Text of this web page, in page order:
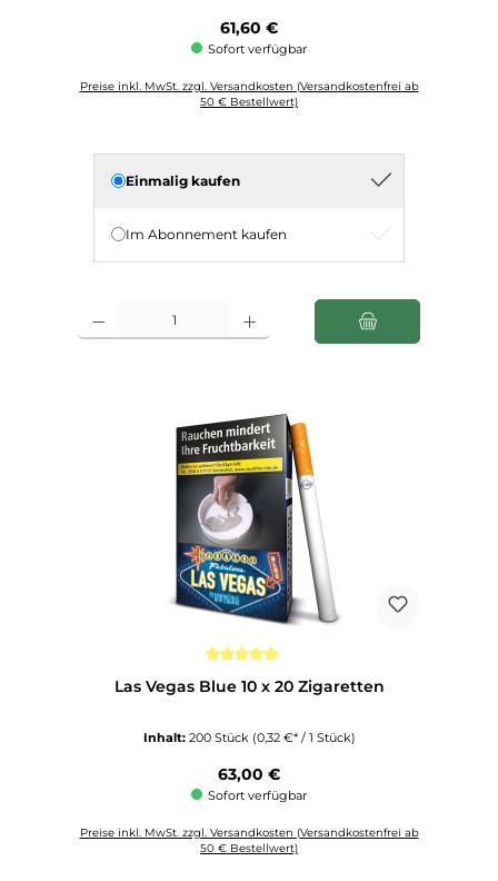
Regulärer Preis:
61,60 €
Sofort verfügbar
Preise inkl. MwSt. zzgl. Versandkosten (Versandkostenfrei ab
50 € Bestellwert)
Einmalig kaufen
Im Abonnement kaufen
Las Vegas Blue 10 x 20 Zigaretten
Inhalt: 200 Stück (0,32 €* / 1 Stück)
Regulärer Preis:
63,00 €
Sofort verfügbar
Preise inkl. MwSt. zzgl. Versandkosten (Versandkostenfrei ab
50 € Bestellwert)